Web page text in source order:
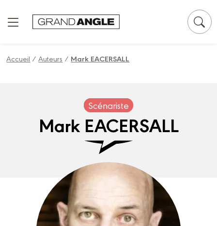
Accueil /Auteurs / Mark EACERSALL
Scénariste
Mark EACERSALL